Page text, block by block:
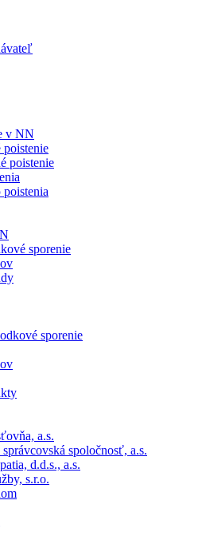
v NN
poistenie
sporenie
sporenie
a.s.
spoločnosť, a.s.
d.d.s., a.s.
s.r.o.